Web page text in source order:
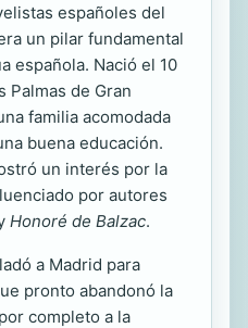
españoles del
un pilar fundamental
española. Nació el 10
Palmas de Gran
familia acomodada
buena educación.
un interés por la
por autores
Honoré de Balzac.
a Madrid para
pronto abandonó la
completo a la